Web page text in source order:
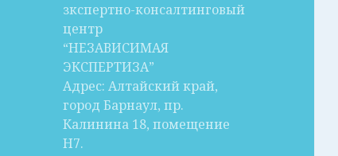
зкспертно-консалтинговый
центр
“НЕЗАВИСИМАЯ
ЭКСПЕРТИЗА”
Адрес: Алтайский край,
город Барнаул, пр.
Калинина 18, помещение
Н7.